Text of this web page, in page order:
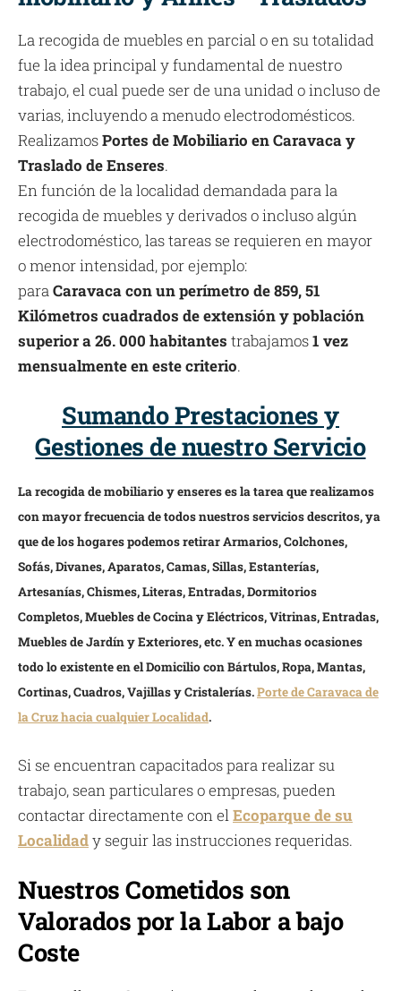
La recogida de muebles en parcial o en su totalidad
fue la idea principal y fundamental de nuestro
trabajo, el cual puede ser de una unidad o incluso de
varias, incluyendo a menudo electrodomésticos.
RealizamosPortes de Mobiliario en Caravaca y
Traslado de Enseres.
En función de la localidad demandada para la
recogida de muebles y derivados o incluso algún
electrodoméstico, las tareas se requieren en mayor
o menor intensidad, por ejemplo:
paraCaravaca con un perímetro de 859, 51
Kilómetros cuadrados de extensión y población
superior a 26. 000 habitantes trabajamos1 vez
mensualmente en este criterio.
Sumando Prestaciones y
Gestiones de nuestro Servicio
La recogida de mobiliario y enseres es la tarea que realizamos
con mayor frecuencia de todos nuestros servicios descritos, ya
que de los hogares podemos retirar Armarios, Colchones,
Sofás, Divanes, Aparatos, Camas, Sillas, Estanterías,
Artesanías, Chismes, Literas, Entradas, Dormitorios
Completos, Muebles de Cocina y Eléctricos, Vitrinas, Entradas,
Muebles de Jardín y Exteriores, etc. Y en muchas ocasiones
todo lo existente en el Domicilio con Bártulos, Ropa, Mantas,
Cortinas, Cuadros, Vajillas y Cristalerías.Porte de Caravaca de
la Cruz hacia cualquier Localidad.
Si se encuentran capacitados para realizar su
trabajo, sean particulares o empresas, pueden
contactar directamente con elEcoparque de su
Localidady seguir las instrucciones requeridas.
Nuestros Cometidos son
Valorados por la Labor a bajo
Coste